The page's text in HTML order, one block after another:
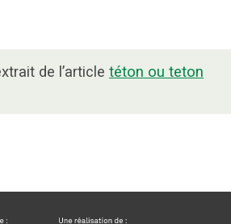
de l’article téton ou teton